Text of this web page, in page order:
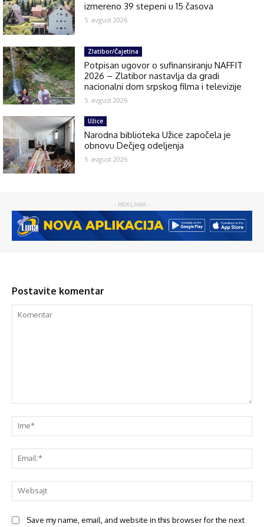
izmereno 39 stepeni u 15 časova
5. avgust 2026.
Zlatibor/Čajetina
Potpisan ugovor o sufinansiranju NAFFIT
2026 – Zlatibor nastavlja da gradi
nacionalni dom srpskog filma i televizije
5. avgust 2026.
Užice
Narodna biblioteka Užice započela je
obnovu Dečjeg odeljenja
5. avgust 2026.
- REKLAMA -
Postavite komentar
Save my name, email, and website in this browser for the next